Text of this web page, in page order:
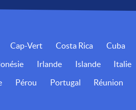
Cap-Vert Costa Rica Cuba
Irlande Islande Italie
Pérou Portugal Réunion